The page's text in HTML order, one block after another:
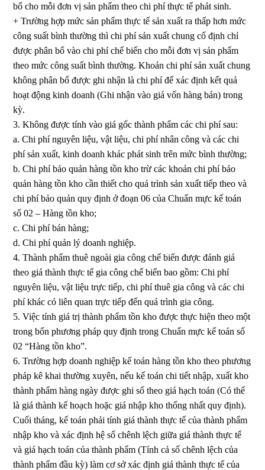
bổ cho mỗi đơn vị sản phẩm theo chi phí thực tế phát sinh.
+ Trường hợp mức sản phẩm thực tế sản xuất ra thấp hơn mức
công suất bình thường thì chi phí sản xuất chung cố định chỉ
được phân bổ vào chi phí chế biến cho mỗi đơn vị sản phẩm
theo mức công suất bình thường. Khoản chi phí sản xuất chung
không phân bổ được ghi nhận là chi phí để xác định kết quả
hoạt động kinh doanh (Ghi nhận vào giá vốn hàng bán) trong
kỳ.
3. Không được tính vào giá gốc thành phẩm các chi phí sau:
a. Chi phí nguyên liệu, vật liệu, chi phí nhân công và các chi
phí sản xuất, kinh doanh khác phát sinh trên mức bình thường;
b. Chi phí bảo quản hàng tồn kho trừ các khoản chi phí bảo
quản hàng tồn kho cần thiết cho quá trình sản xuất tiếp theo và
chi phí bảo quản quy định ở đoạn 06 của Chuẩn mực kế toán
số 02 – Hàng tồn kho;
c. Chi phí bán hàng;
d. Chi phí quản lý doanh nghiệp.
4. Thành phẩm thuê ngoài gia công chế biến được đánh giá
theo giá thành thực tế gia công chế biến bao gồm: Chi phí
nguyên liệu, vật liệu trực tiếp, chi phí thuê gia công và các chi
phí khác có liên quan trực tiếp đến quá trình gia công.
5. Việc tính giá trị thành phẩm tồn kho được thực hiện theo một
trong bốn phương pháp quy định trong Chuẩn mực kế toán số
02 “Hàng tồn kho”.
6. Trường hợp doanh nghiệp kế toán hàng tồn kho theo phương
pháp kê khai thường xuyên, nếu kế toán chi tiết nhập, xuất kho
thành phẩm hàng ngày được ghi sổ theo giá hạch toán (Có thể
là giá thành kế hoạch hoặc giá nhập kho thống nhất quy định).
Cuối tháng, kế toán phải tính giá thành thực tế của thành phẩm
nhập kho và xác định hệ số chênh lệch giữa giá thành thực tế
và giá hạch toán của thành phẩm (Tính cả số chênh lệch của
thành phẩm đầu kỳ) làm cơ sở xác định giá thành thực tế của